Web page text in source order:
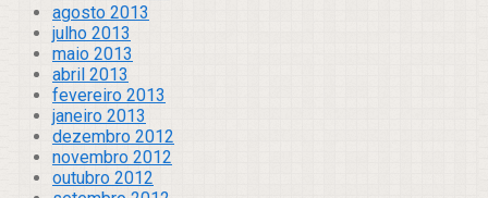
agosto 2013
julho 2013
maio 2013
abril 2013
fevereiro 2013
janeiro 2013
dezembro 2012
novembro 2012
outubro 2012